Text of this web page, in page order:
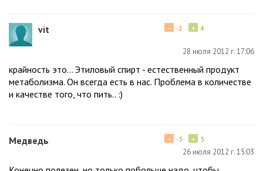
vit + 4
− -2
28 июля 2012 г. 17:06
крайность это... Этиловый спирт - естественный продукт
метаболизма. Он всегда есть в нас. Проблема в количестве
и качестве того, что пить.. :)
Медведь + 3
− -3
26 июля 2012 г. 15:03